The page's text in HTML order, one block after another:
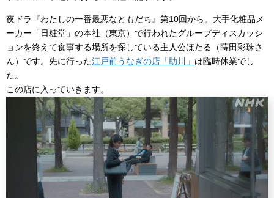
夜ドラ『わたしの一番最悪なともだち』第10回から。大手化粧品メ
ーカー「日粧堂」の本社（東京）で行われたグループディスカッシ
ョンを終えて食事する場所を探している主人公ほたる（蒔田彩珠さ
ん）です。先に行った江戸前うなぎの店「助川」 は臨時休業でし
た。
この店に入っていきます。